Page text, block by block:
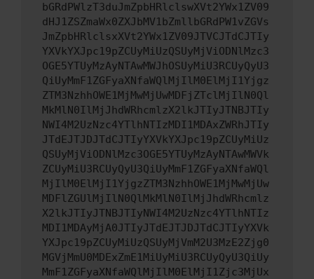
bGRdPWlzT3duJmZpbHRlclswXVt2YWx1ZV09
dHJ1ZSZmaWx0ZXJbMV1bZmllbGRdPW1vZGVs
JmZpbHRlclsxXVt2YWx1ZV09JTVCJTdCJTIy
YXVkYXJpc19pZCUyMiUzQSUyMjViODNlMzc3
OGE5YTUyMzAyNTAwMWJhOSUyMiU3RCUyQyU3
QiUyMmF1ZGFyaXNfaWQlMjIlM0ElMjI1Yjgz
ZTM3NzhhOWE1MjMwMjUwMDFjZTclMjIlN0Ql
MkMlN0IlMjJhdWRhcmlzX2lkJTIyJTNBJTIy
NWI4M2UzNzc4YTlhNTIzMDI1MDAxZWRhJTIy
JTdEJTJDJTdCJTIyYXVkYXJpc19pZCUyMiUz
QSUyMjViODNlMzc3OGE5YTUyMzAyNTAwMWVk
ZCUyMiU3RCUyQyU3QiUyMmF1ZGFyaXNfaWQl
MjIlM0ElMjI1YjgzZTM3NzhhOWE1MjMwMjUw
MDFlZGUlMjIlN0QlMkMlN0IlMjJhdWRhcmlz
X2lkJTIyJTNBJTIyNWI4M2UzNzc4YTlhNTIz
MDI1MDAyMjA0JTIyJTdEJTJDJTdCJTIyYXVk
YXJpc19pZCUyMiUzQSUyMjVmM2U3MzE2Zjg0
MGVjMmU0MDExZmE1MiUyMiU3RCUyQyU3QiUy
MmF1ZGFyaXNfaWQlMjIlM0ElMjI1Zjc3MjUx